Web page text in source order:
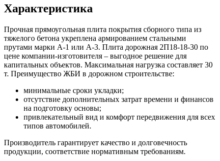
Характеристика
Прочная прямоугольная плита покрытия сборного типа из
тяжелого бетона укреплена армированием стальными
прутами марки А-1 или А-3. Плита дорожная 2П18-18-30 по
цене компании-изготовителя – выгодное решение для
капитальных объектов. Максимальная нагрузка составляет 30
т. Преимущество ЖБИ в дорожном строительстве:
минимальные сроки укладки;
отсутствие дополнительных затрат времени и финансов
на подготовку основы;
привлекательный вид и комфорт передвижения для всех
типов автомобилей.
Производитель гарантирует качество и долговечность
продукции, соответствие нормативным требованиям.